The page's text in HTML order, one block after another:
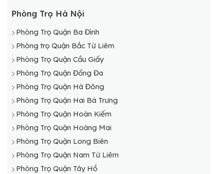
Phòng Trọ Hà Nội
Phòng Trọ Quận Ba Đình
Phòng trọ Quận Bắc Từ Liêm
Phòng Trọ Quận Cầu Giấy
Phòng Trọ Quận Đống Đa
Phòng Trọ Quận Hà Đông
Phòng Trọ Quận Hai Bà Trưng
Phòng Trọ Quận Hoàn Kiếm
Phòng Trọ Quận Hoàng Mai
Phòng Trọ Quận Long Biên
Phòng Trọ Quận Nam Từ Liêm
Phòng Trọ Quận Tây Hồ